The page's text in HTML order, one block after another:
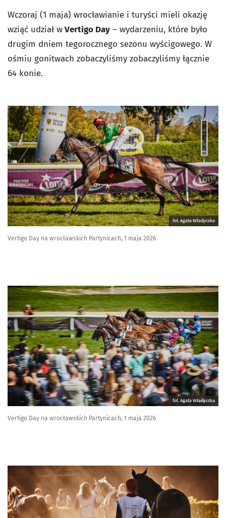
Wczoraj (1 maja) wrocławianie i turyści mieli okazję
wziąć udział wVertigo Day – wydarzeniu, które było
drugim dniem tegorocznego sezonu wyścigowego. W
ośmiu gonitwach zobaczyliśmy zobaczyliśmy łącznie
64 konie.
fot. Agata Władyczka
Vertigo Day na wrocławskich Partynicach, 1 maja 2026
fot. Agata Władyczka
Vertigo Day na wrocławskich Partynicach, 1 maja 2026